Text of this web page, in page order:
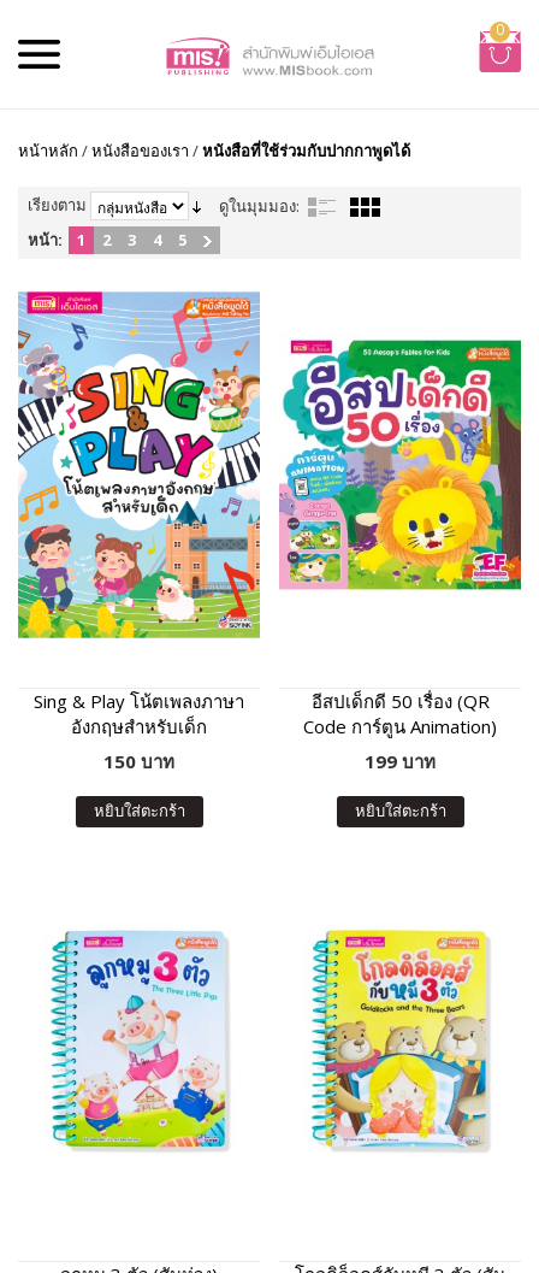
0
หน้าหลัก /หนังสือของเรา /หนังสือที่ใช้ร่วมกับปากกาพูดได้
เรียงตาม
ดูในมุมมอง:
หน้า:
1 2 3 4 5
Sing & Play โน้ตเพลงภาษา
อังกฤษสำหรับเด็ก
150 บาท
หยิบใส่ตะกร้า
อีสปเด็กดี 50 เรื่อง (QR
Code การ์ตูน Animation)
199 บาท
หยิบใส่ตะกร้า